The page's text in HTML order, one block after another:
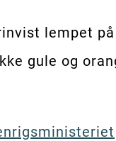
lempet
gule og